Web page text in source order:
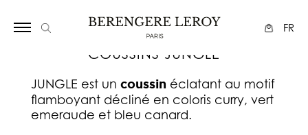
FR
COUSSINS JUNGLE
JUNGLE est un coussin éclatant au motif
flamboyant décliné en coloris curry, vert
emeraude et bleu canard.